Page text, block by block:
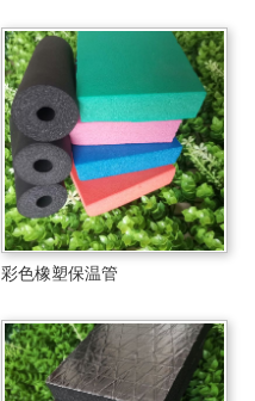
彩色橡塑保温管